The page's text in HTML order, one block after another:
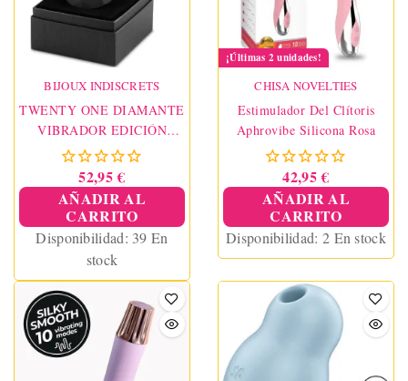
BIJOUX INDISCRETS
TWENTY ONE DIAMANTE
VIBRADOR EDICIÓN
LIMITADA NEGRO
52,95 €
AÑADIR AL
CARRITO
Disponibilidad: 39 En
stock
¡Últimas 2 unidades!
CHISA NOVELTIES
Estimulador Del Clítoris
Aphrovibe Silicona Rosa
42,95 €
AÑADIR AL
CARRITO
Disponibilidad: 2 En stock